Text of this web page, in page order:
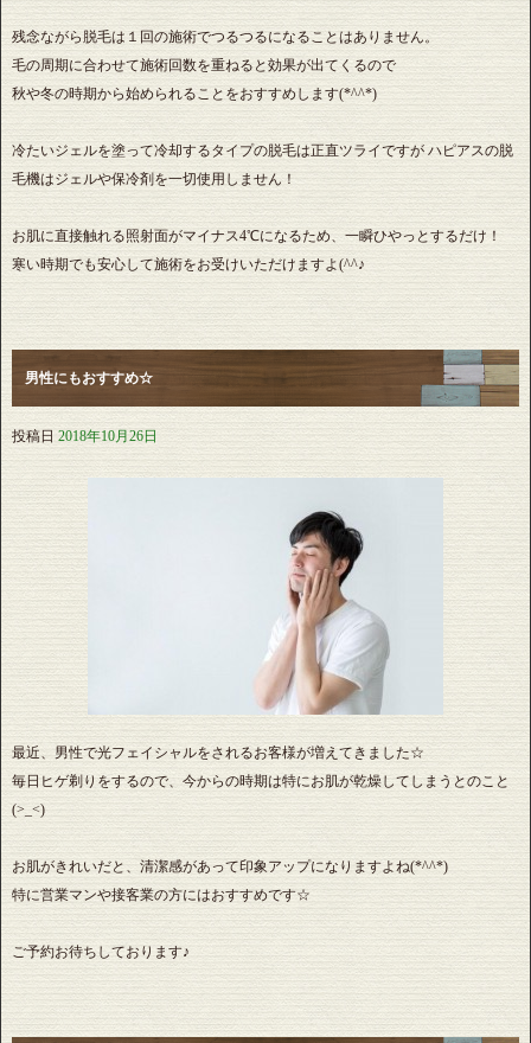
残念ながら脱毛は１回の施術でつるつるになることはありません。
毛の周期に合わせて施術回数を重ねると効果が出てくるので
秋や冬の時期から始められることをおすすめします(*^^*)
冷たいジェルを塗って冷却するタイプの脱毛は正直ツライですが ハピアスの脱
毛機はジェルや保冷剤を一切使用しません！
お肌に直接触れる照射面がマイナス4℃になるため、一瞬ひやっとするだけ！
寒い時期でも安心して施術をお受けいただけますよ(^^♪
男性にもおすすめ☆
投稿日 2018年10月26日
最近、男性で光フェイシャルをされるお客様が増えてきました☆
毎日ヒゲ剃りをするので、今からの時期は特にお肌が乾燥してしまうとのこと
(>_<)
お肌がきれいだと、清潔感があって印象アップになりますよね(*^^*)
特に営業マンや接客業の方にはおすすめです☆
ご予約お待ちしております♪